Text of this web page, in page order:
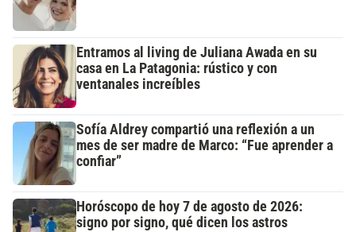
Entramos al living de Juliana Awada en su
casa en La Patagonia: rústico y con
ventanales increíbles
Sofía Aldrey compartió una reflexión a un
mes de ser madre de Marco: “Fue aprender a
confiar”
Horóscopo de hoy 7 de agosto de 2026:
signo por signo, qué dicen los astros